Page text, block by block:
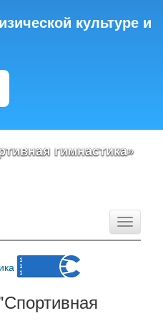
культуре и
гимнастика»
Toggle